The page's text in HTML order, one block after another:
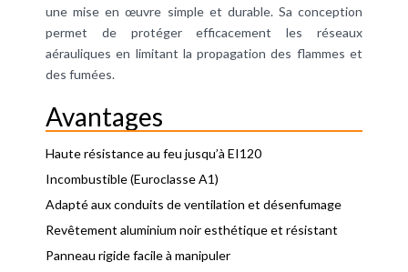
une mise en œuvre simple et durable. Sa conception
permet de protéger efficacement les réseaux
aérauliques en limitant la propagation des flammes et
des fumées.
Avantages
Haute résistance au feu jusqu’à EI120
Incombustible (Euroclasse A1)
Adapté aux conduits de ventilation et désenfumage
Revêtement aluminium noir esthétique et résistant
Panneau rigide facile à manipuler